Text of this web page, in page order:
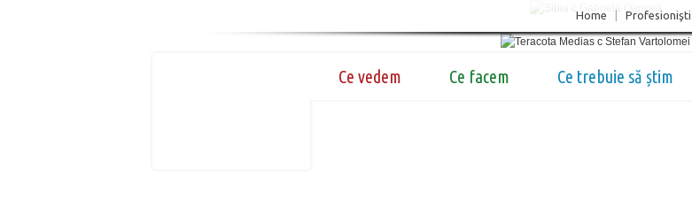
Home Profesionişti
Ce vedem Ce facem Ce trebuie să știm